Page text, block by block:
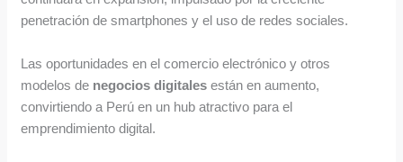
penetración de smartphones y el uso de redes sociales.
Las oportunidades en el comercio electrónico y otros
modelos de negocios digitales están en aumento,
convirtiendo a Perú en un hub atractivo para el
emprendimiento digital.